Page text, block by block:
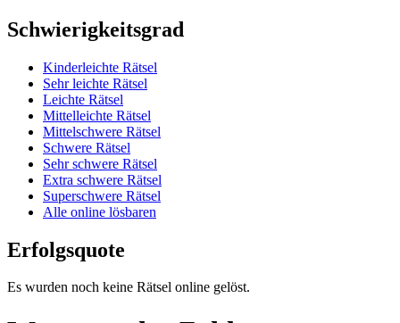
Schwierigkeitsgrad
Kinderleichte Rätsel
Sehr leichte Rätsel
Leichte Rätsel
Mittelleichte Rätsel
Mittelschwere Rätsel
Schwere Rätsel
Sehr schwere Rätsel
Extra schwere Rätsel
Superschwere Rätsel
Alle online lösbaren
Erfolgsquote
Es wurden noch keine Rätsel online gelöst.